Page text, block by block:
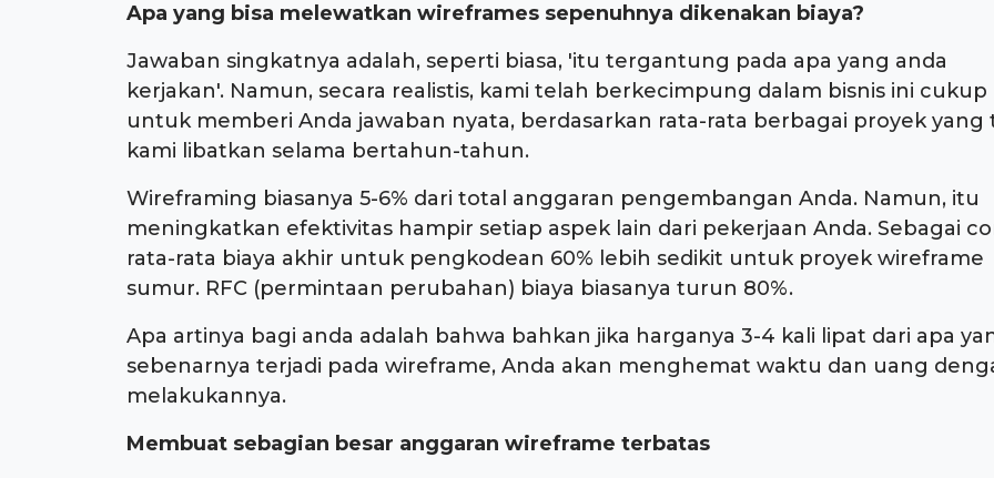
Apa yang bisa melewatkan wireframes sepenuhnya dikenakan biaya?
Jawaban singkatnya adalah, seperti biasa, 'itu tergantung pada apa yang anda
kerjakan'. Namun, secara realistis, kami telah berkecimpung dalam bisnis ini cukup
untuk memberi Anda jawaban nyata, berdasarkan rata-rata berbagai proyek yang
kami libatkan selama bertahun-tahun.
Wireframing biasanya 5-6% dari total anggaran pengembangan Anda. Namun, itu
meningkatkan efektivitas hampir setiap aspek lain dari pekerjaan Anda. Sebagai
rata-rata biaya akhir untuk pengkodean 60% lebih sedikit untuk proyek wireframe
sumur. RFC (permintaan perubahan) biaya biasanya turun 80%.
Apa artinya bagi anda adalah bahwa bahkan jika harganya 3-4 kali lipat dari apa
sebenarnya terjadi pada wireframe, Anda akan menghemat waktu dan uang
melakukannya.
Membuat sebagian besar anggaran wireframe terbatas